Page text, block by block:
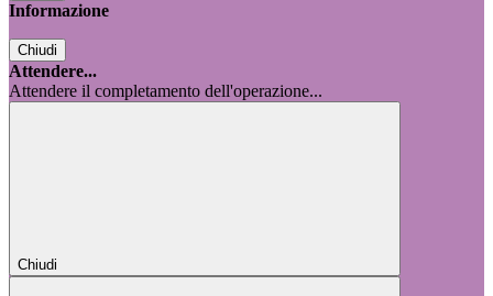
Informazione
Chiudi
Attendere...
Attendere il completamento dell'operazione...
Chiudi